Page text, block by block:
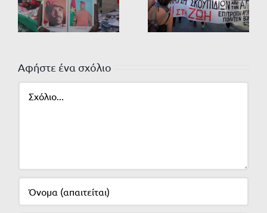
Αφήστε ένα σχόλιο